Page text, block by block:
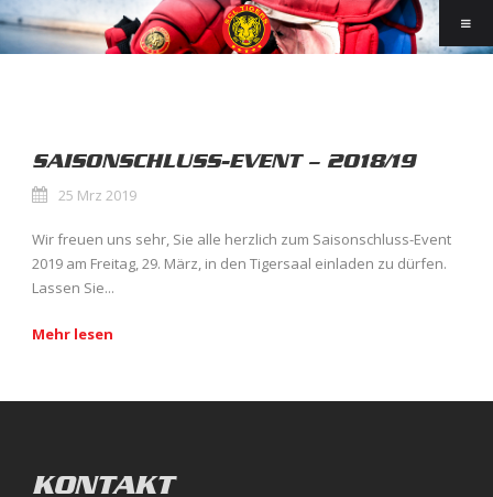
SAISONSCHLUSS-EVENT – 2018/19
25 Mrz 2019
Wir freuen uns sehr, Sie alle herzlich zum Saisonschluss-Event
2019 am Freitag, 29. März, in den Tigersaal einladen zu dürfen.
Lassen Sie...
Mehr lesen
KONTAKT